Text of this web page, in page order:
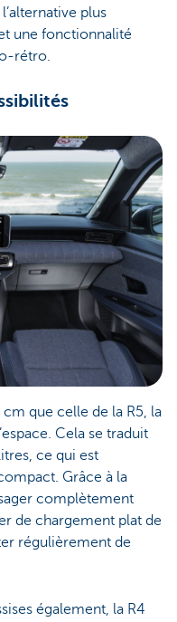
plus
une fonctionnalité
rétro.
que celle de la R5, la
Cela se traduit
ce qui est
Grâce à la
complètement
de chargement plat de
régulièrement de
également, la R4